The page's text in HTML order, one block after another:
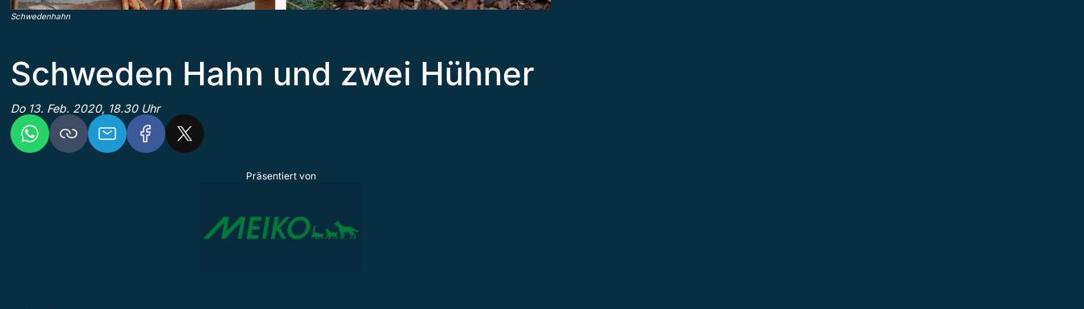
Schwedenhahn
Schweden Hahn und zwei Hühner
Do 13. Feb. 2020, 18.30 Uhr
Präsentiert von